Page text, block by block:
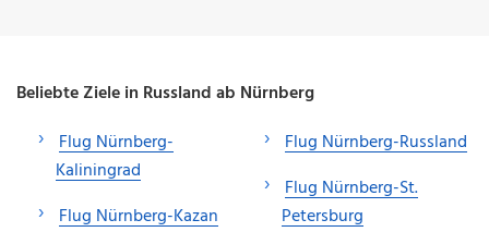
Beliebte Ziele in Russland ab Nürnberg
Flug Nürnberg-
Kaliningrad
Flug Nürnberg-Kazan
Flug Nürnberg-Russland
Flug Nürnberg-St.
Petersburg